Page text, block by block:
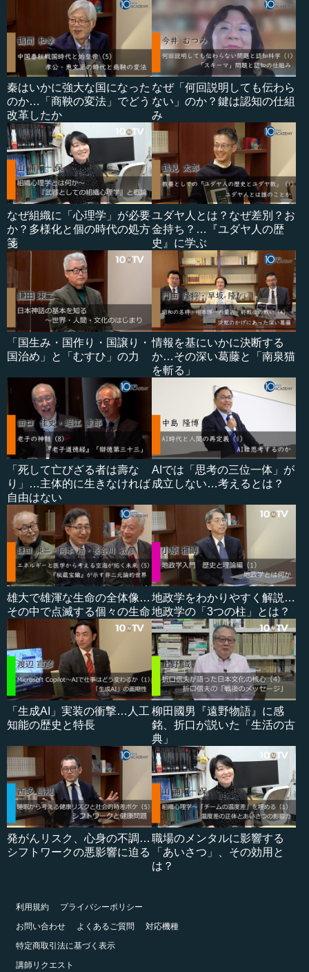
秦はいかに強大な国になった
のか…「商鞅の変法」でどう
改革したか
なぜ「何回説明しても伝わら
ない」のか？鍵は認知の仕組
み
なぜ組織に「心理学」が必要
か？多様化と個の時代の処方
箋
ユダヤ人とは？なぜ差別？お
金持ち？…『ユダヤ人の歴
史』に学ぶ
「国生み・国作り・国譲り・
国治め」と「むすひ」の力
情報を基にいかに決断する
か…その深い葛藤と「南泉猫
を斬る」
「死して亡びざる者は壽な
り」…主体的に生きなければ
自由はない
AIでは「思考の三位一体」が
成立しない…考えるとは？
雄大で雄渾な生命の全体像…
その中で点滅する個々の生命
地政学をわかりやすく解説…
地政学の「3つの柱」とは？
「生成AI」実装の衝撃…人工
知能の歴史と特長
柳田國男『遠野物語』に感
銘、折口が説いた「生活の古
典」
発がんリスク、心身の不調…
シフトワークの悪影響に迫る
職場のメンタルに影響する
「あいさつ」、その効用と
は？
利用規約
プライバシーポリシー
お問い合わせ
よくあるご質問
対応機種
特定商取引法に基づく表示
講師リクエスト